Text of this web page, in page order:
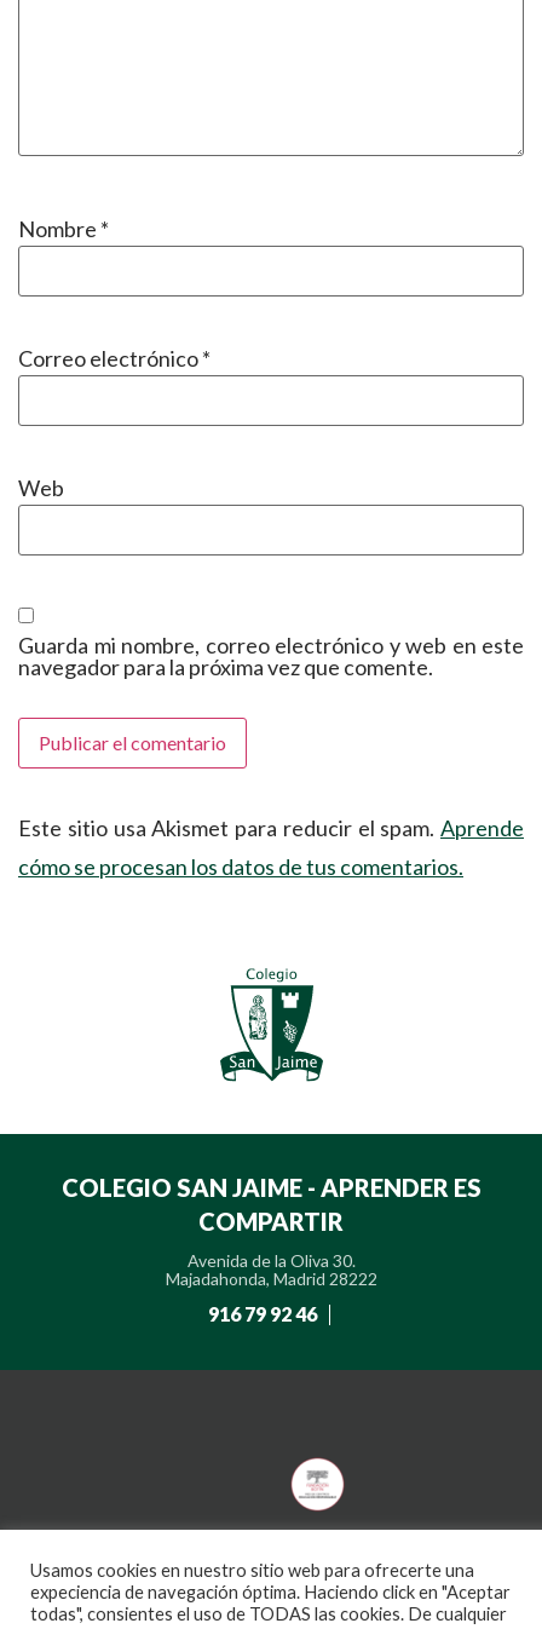
Nombre *
Correo electrónico*
Web
Guarda mi nombre, correo electrónico y web en este
navegador para la próxima vez que comente.
Este sitio usa Akismet para reducir el spam. Aprende
cómo se procesan los datos de tus comentarios.
COLEGIO SAN JAIME - APRENDER ES
COMPARTIR
Avenida de la Oliva 30.
Majadahonda, Madrid 28222
916 79 92 46
Aviso
legal
Política de
cookies
Política de
privacidad
Política de privacidad de
redes sociales
ético
Usamos cookies en nuestro sitio web para ofrecerte una
expeciencia de navegación óptima. Haciendo click en "Aceptar
todas", consientes el uso de TODAS las cookies. De cualquier